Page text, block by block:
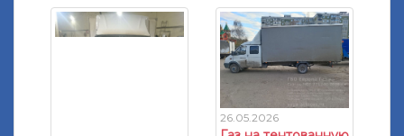
26.05.2026